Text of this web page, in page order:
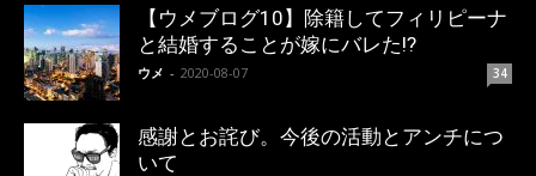
【ウメブログ10】除籍してフィリピーナ
と結婚することが嫁にバレた!?
ウメ - 2020-08-07 34
感謝とお詫び。今後の活動とアンチにつ
いて